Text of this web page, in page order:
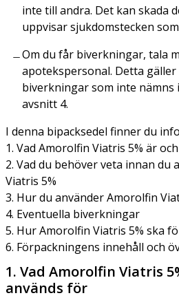
inte till andra. Det kan skada
uppvisar sjukdomstecken
Om du får biverkningar, tala
apotekspersonal. Detta gäller
biverkningar som inte nämns
avsnitt 4.
I denna bipacksedel finner du
1. Vad Amorolfin Viatris 5% är
2. Vad du behöver veta innan du
Viatris 5%
3. Hur du använder Amorolfin
4. Eventuella biverkningar
5. Hur Amorolfin Viatris 5% ska
6. Förpackningens innehåll och
1. Vad Amorolfin Viatris
används för